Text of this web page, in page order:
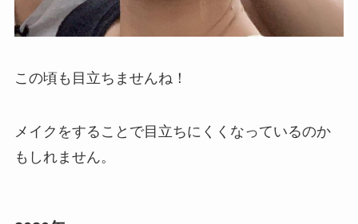
この頃も目立ちませんね！
メイクをすることで目立ちにくくなっているのか
もしれません。